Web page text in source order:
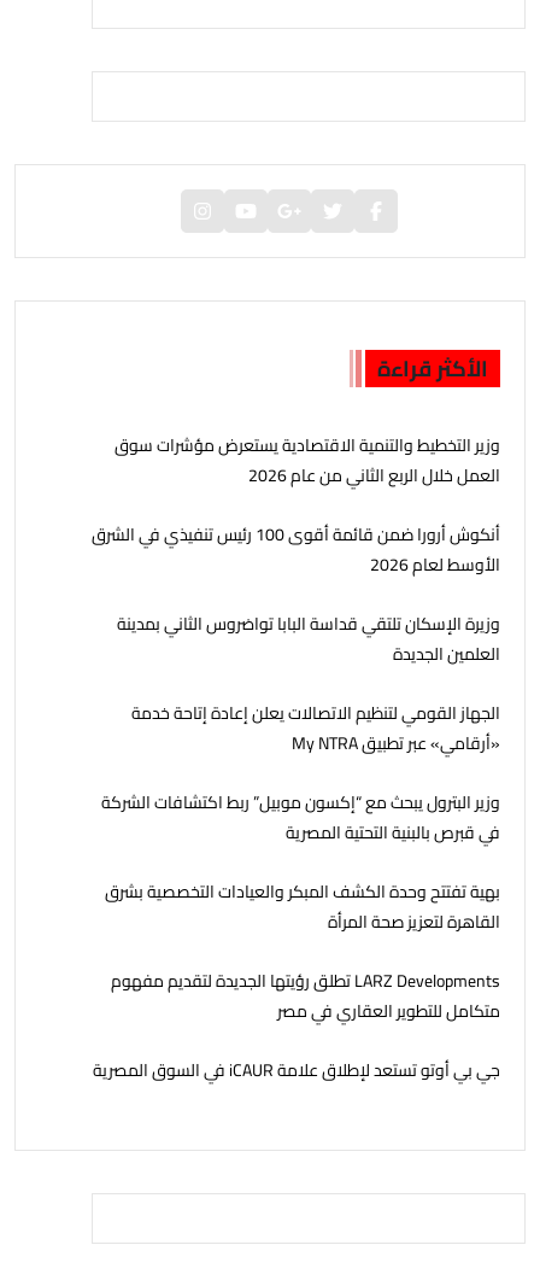
الأكثر قراءة
وزير التخطيط والتنمية الاقتصادية يستعرض مؤشرات سوق
العمل خلال الربع الثاني من عام 2026
أنكوش أرورا ضمن قائمة أقوى 100 رئيس تنفيذي في الشرق
الأوسط لعام 2026
وزيرة الإسكان تلتقي قداسة البابا تواضروس الثاني بمدينة
العلمين الجديدة
الجهاز القومي لتنظيم الاتصالات يعلن إعادة إتاحة خدمة
«أرقامي» عبر تطبيق My NTRA
وزير البترول يبحث مع “إكسون موبيل” ربط اكتشافات الشركة
في قبرص بالبنية التحتية المصرية
بهية تفتتح وحدة الكشف المبكر والعيادات التخصصية بشرق
القاهرة لتعزيز صحة المرأة
LARZ Developments تطلق رؤيتها الجديدة لتقديم مفهوم
متكامل للتطوير العقاري في مصر
جي بي أوتو تستعد لإطلاق علامة iCAUR في السوق المصرية